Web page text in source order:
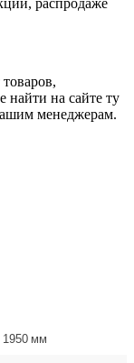
распродаже
на сайте ту
менеджерам.
1950 мм